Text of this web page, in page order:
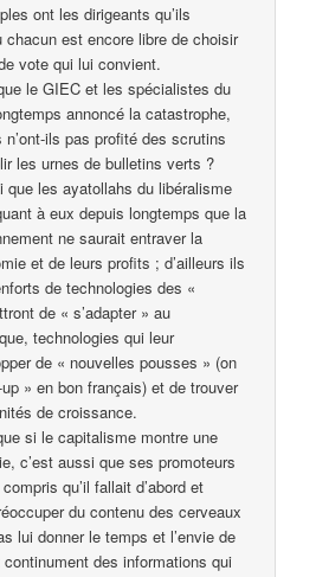
ont les dirigeants qu’ils
chacun est encore libre de choisir
vote qui lui convient.
le GIEC et les spécialistes du
annoncé la catastrophe,
ils pas profité des scrutins
les urnes de bulletins verts ?
que les ayatollahs du libéralisme
à eux depuis longtemps que la
ne saurait entraver la
et de leurs profits ; d’ailleurs ils
de technologies des «
de « s’adapter » au
technologies qui leur
de « nouvelles pousses » (on
» en bon français) et de trouver
de croissance.
si le capitalisme montre une
c’est aussi que ses promoteurs
qu’il fallait d’abord et
du contenu des cerveaux
lui donner le temps et l’envie de
des informations qui